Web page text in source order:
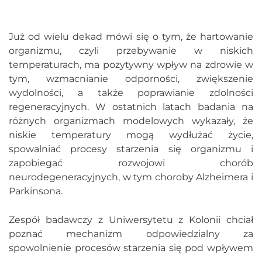
Już od wielu dekad mówi się o tym, że hartowanie
organizmu, czyli przebywanie w niskich
temperaturach, ma pozytywny wpływ na zdrowie w
tym, wzmacnianie odporności, zwiększenie
wydolności, a także poprawianie zdolności
regeneracyjnych. W ostatnich latach badania na
różnych organizmach modelowych wykazały, że
niskie temperatury mogą wydłużać życie,
spowalniać procesy starzenia się organizmu i
zapobiegać rozwojowi chorób
neurodegeneracyjnych, w tym choroby Alzheimera i
Parkinsona.
Zespół badawczy z Uniwersytetu z Kolonii chciał
poznać mechanizm odpowiedzialny za
spowolnienie procesów starzenia się pod wpływem